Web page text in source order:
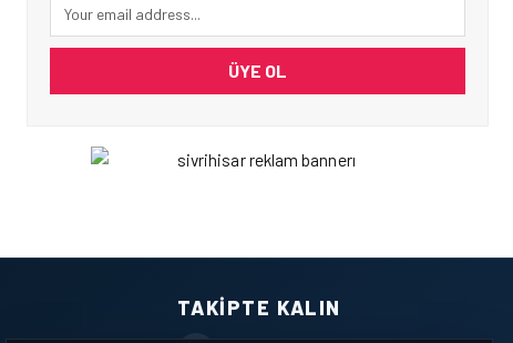
ÜYE OL
TAKIPTE KALIN